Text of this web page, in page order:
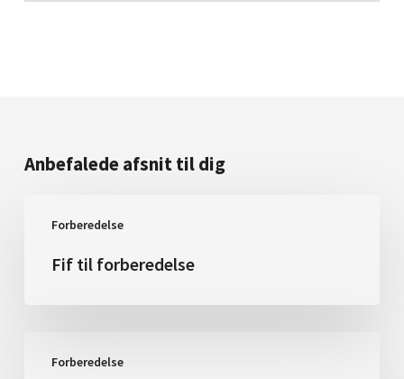
Anbefalede afsnit til dig
Forberedelse
Fif til forberedelse
Forberedelse